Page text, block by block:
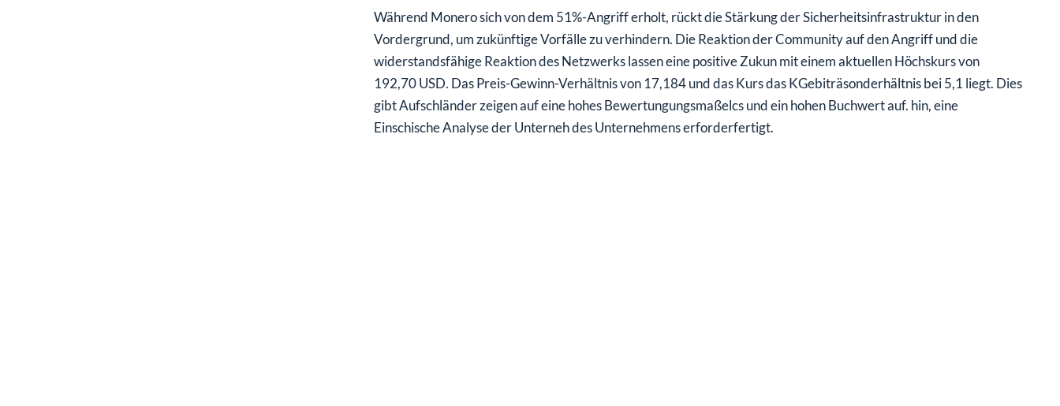
Während Monero sich von dem 51%-Angriff erholt, rückt die Stärkung der Sicherheitsinfrastruktur in den
Vordergrund, um zukünftige Vorfälle zu verhindern. Die Reaktion der Community auf den Angriff und die
widerstandsfähige Reaktion des Netzwerks lassen eine positive Zukun mit einem aktuellen Höchskurs von
192,70 USD. Das Preis-Gewinn-Verhältnis von 17,184 und das Kurs das KGebiträsonderhältnis bei 5,1 liegt. Dies
gibt Aufschländer zeigen auf eine hohes Bewertungungsmaßelcs und ein hohen Buchwert auf. hin, eine
Einschische Analyse der Unterneh des Unternehmens erforderfertigt.